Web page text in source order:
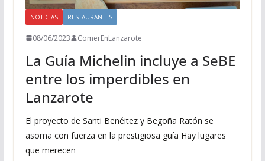
NOTICIAS RESTAURANTES
08/06/2023 ComerEnLanzarote
La Guía Michelin incluye a SeBE
entre los imperdibles en
Lanzarote
El proyecto de Santi Benéitez y Begoña Ratón se
asoma con fuerza en la prestigiosa guía Hay lugares
que merecen